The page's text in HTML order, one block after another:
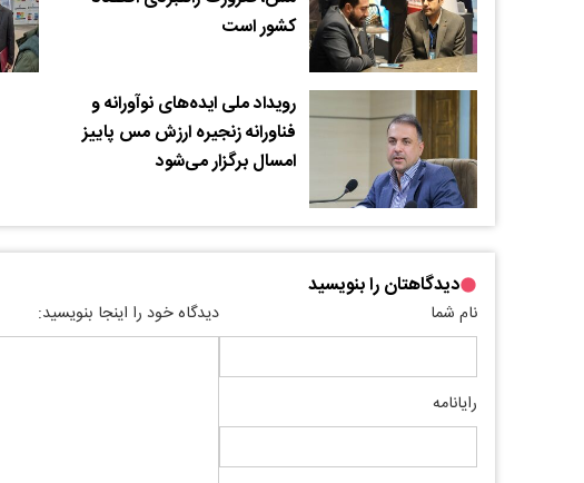
کشور است
رویداد ملی ایده‌های نوآورانه و
فناورانه زنجیره ارزش مس پاییز
امسال برگزار می‌شود
دیدگاهتان را بنویسید
نام شما
رایانامه
دیدگاه خود را اینجا بنویسید: